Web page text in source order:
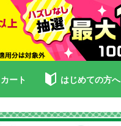
カート はじめての方へ